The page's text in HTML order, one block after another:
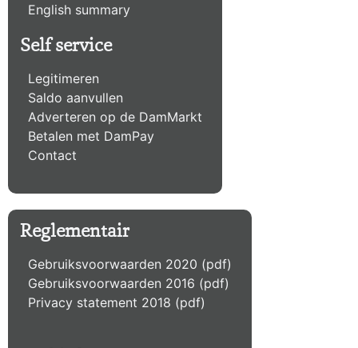
English summary
Self service
Legitimeren
Saldo aanvullen
Adverteren op de DamMarkt
Betalen met DamPay
Contact
Reglementair
Gebruiksvoorwaarden 2020 (pdf)
Gebruiksvoorwaarden 2016 (pdf)
Privacy statement 2018 (pdf)